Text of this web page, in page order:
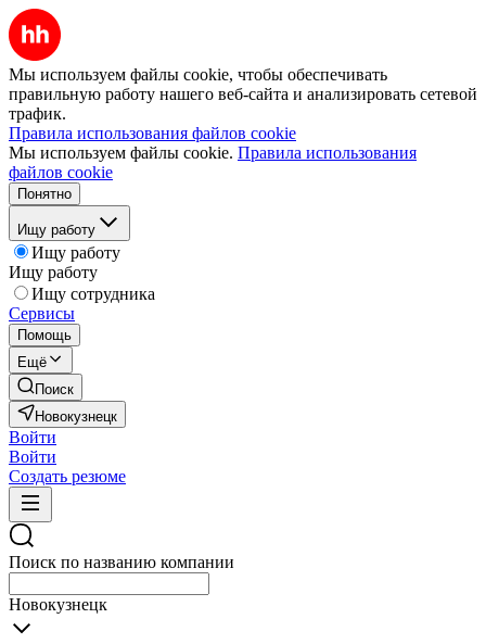
Мы используем файлы cookie, чтобы обеспечивать
правильную работу нашего веб-сайта и анализировать сетевой
трафик.
Правила использования файлов cookie
Мы используем файлы cookie. Правила использования
файлов cookie
Понятно
Ищу работу
Ищу работу
Ищу работу
Ищу сотрудника
Сервисы
Помощь
Ещё
Поиск
Новокузнецк
Войти
Войти
Создать резюме
Поиск по названию компании
Новокузнецк